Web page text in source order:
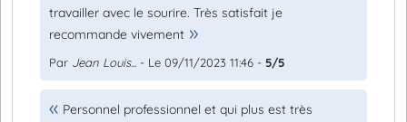
travailler avec le sourire. Très satisfait je
recommande vivement
Par Jean Louis... - Le 09/11/2023 11:46 - 5/5
Personnel professionnel et qui plus est très